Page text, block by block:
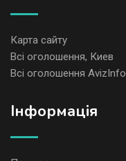
Карта сайту
Всі оголошення, Киев
Всі оголошення AvizInfo
Iнформація